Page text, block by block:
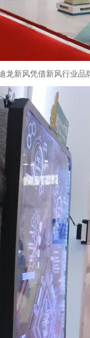
龙新风凭借新风行业品